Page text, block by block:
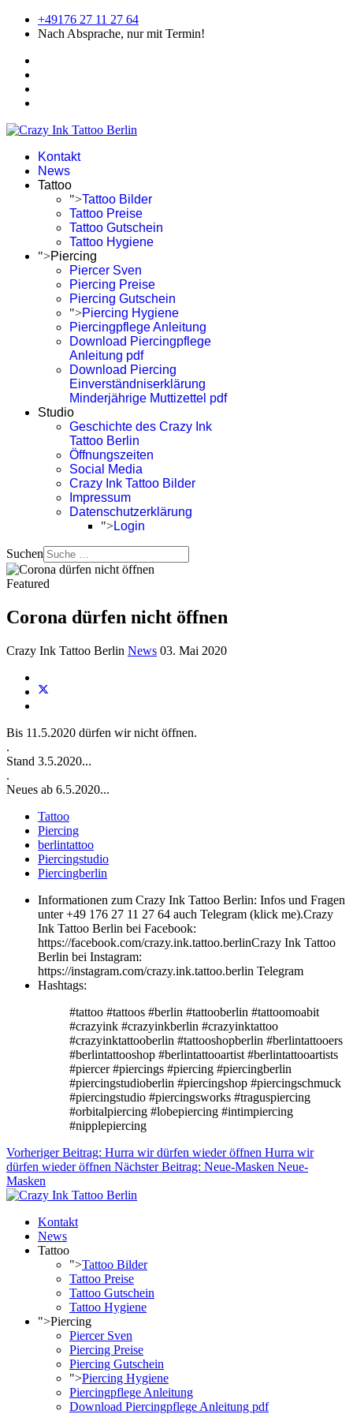
+49176 27 11 27 64
Nach Absprache, nur mit Termin!
Kontakt
News
Tattoo
">Tattoo Bilder
Tattoo Preise
Tattoo Gutschein
Tattoo Hygiene
">Piercing
Piercer Sven
Piercing Preise
Piercing Gutschein
">Piercing Hygiene
Piercingpflege Anleitung
Download Piercingpflege
Anleitung pdf
Download Piercing
Einverständniserklärung
Minderjährige Muttizettel pdf
Studio
Geschichte des Crazy Ink
Tattoo Berlin
Öffnungszeiten
Social Media
Crazy Ink Tattoo Bilder
Impressum
Datenschutzerklärung
">Login
Suchen
Featured
Corona dürfen nicht öffnen
Crazy Ink Tattoo Berlin News 03. Mai 2020
Bis 11.5.2020 dürfen wir nicht öffnen.
.
Stand 3.5.2020...
.
Neues ab 6.5.2020...
Tattoo
Piercing
berlintattoo
Piercingstudio
Piercingberlin
Informationen zum Crazy Ink Tattoo Berlin: Infos und Fragen
unter +49 176 27 11 27 64 auch Telegram (klick me).Crazy
Ink Tattoo Berlin bei Facebook:
https://facebook.com/crazy.ink.tattoo.berlinCrazy Ink Tattoo
Berlin bei Instagram:
https://instagram.com/crazy.ink.tattoo.berlin Telegram
Hashtags:
#tattoo #tattoos #berlin #tattooberlin #tattoomoabit
#crazyink #crazyinkberlin #crazyinktattoo
#crazyinktattooberlin #tattooshopberlin #berlintattooers
#berlintattooshop #berlintattooartist #berlintattooartists
#piercer #piercings #piercing #piercingberlin
#piercingstudioberlin #piercingshop #piercingschmuck
#piercingstudio #piercingsworks #traguspiercing
#orbitalpiercing #lobepiercing #intimpiercing
#nipplepiercing
Vorheriger Beitrag: Hurra wir dürfen wieder öffnen Hurra wir
dürfen wieder öffnen Nächster Beitrag: Neue-Masken Neue-
Masken
Kontakt
News
Tattoo
">Tattoo Bilder
Tattoo Preise
Tattoo Gutschein
Tattoo Hygiene
">Piercing
Piercer Sven
Piercing Preise
Piercing Gutschein
">Piercing Hygiene
Piercingpflege Anleitung
Download Piercingpflege Anleitung pdf